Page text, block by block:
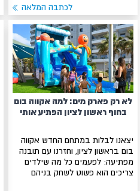
לכתבה המלאה
לא רק פארק מים: למה אקווה בום
בחוף ראשון לציון הפתיע אותי
יצאנו לבלות במתחם החדש אקווה
בום בראשון לציון, וחזרנו עם תובנה
מפתיעה: לפעמים כל מה שילדים
צריכים הוא פשוט לשחק בניהם